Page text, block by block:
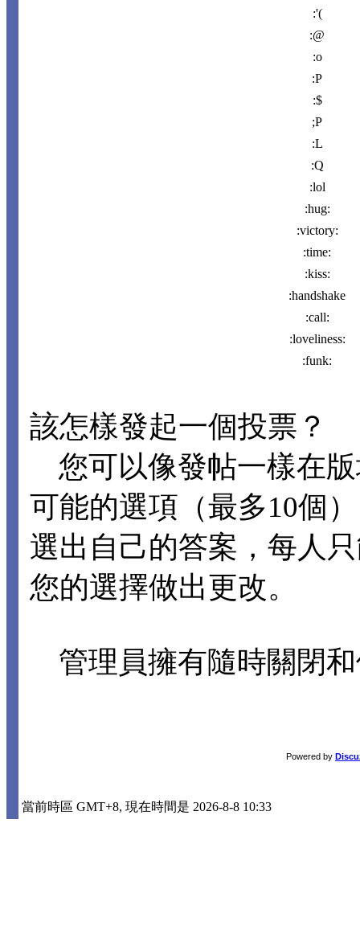
:'(
:@
:o
:P
:$
;P
:L
:Q
:lol
:hug:
:victory:
:time:
:kiss:
:handshake
:call:
:loveliness:
:funk:
該怎樣發起一個投票？
您可以像發帖一樣在
可能的選項（最多10個
選出自己的答案，每人
您的選擇做出更改。
管理員擁有隨時關閉
Powered by
當前時區 GMT+8, 現在時間是 2026-8-8 10:33